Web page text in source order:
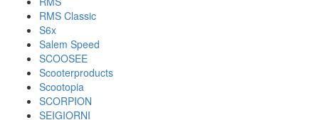
RMS Classic
S6x
Salem Speed
SCOOSEE
Scooterproducts
Scootopia
SCORPION
SEIGIORNI